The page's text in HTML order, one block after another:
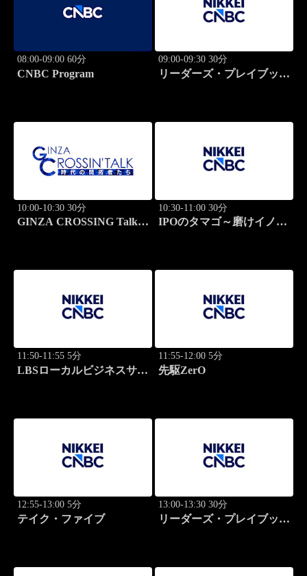
08:00-09:00 60分
CNBC Program
09:00-09:30 30分
リーダーズ・プレイブック
10:00-10:30 30分
GINZA CROSSING Talk
10:30-11:00 30分
IPOのタマゴ～磨けイノベ
11:50-11:55 5分
LBSローカルビジネスサテ
11:55-12:00 5分
先駆ZerO
12:55-13:00 5分
テイク・ファイブ
13:00-13:30 30分
リーダーズ・プレイブック